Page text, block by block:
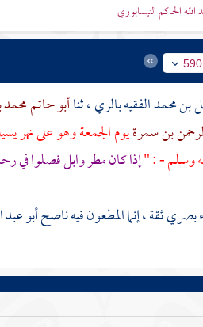
الحاكم النيسابوري
590
بن محمد الفقيهبالري، ثناأبو حاتم
بن سمرةيوم الجمعة وهو على نهر
وسلم - : "إذا كان مطر وابل فصلوا في
ثقة ، إنما المطعون فيه ناصحأبو